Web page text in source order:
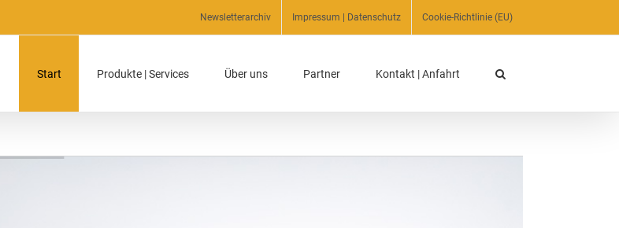
Newsletterarchiv Impressum | Datenschutz Cookie-Richtlinie (EU)
Start Produkte | Services Über uns Partner Kontakt | Anfahrt